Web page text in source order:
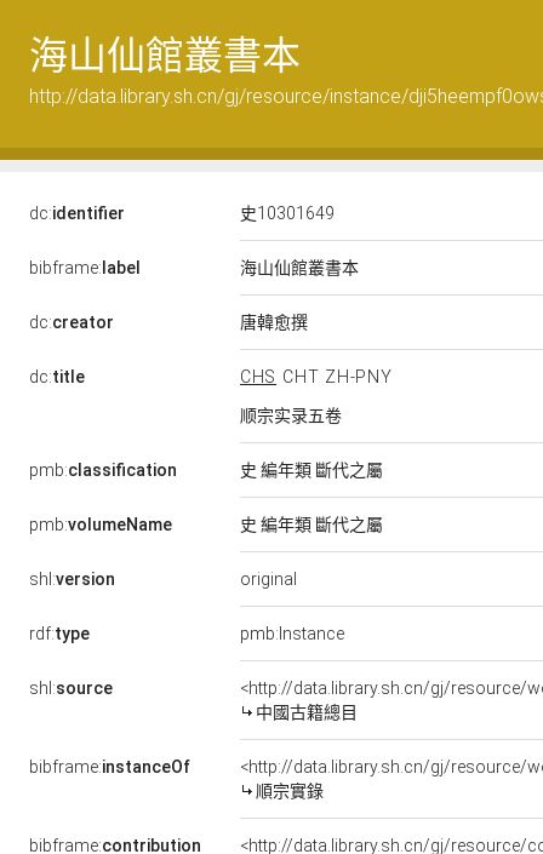
海山仙館叢書本
http://data.library.sh.cn/gj/resource/instance/
dc:identifier 史10301649
bibframe: label 海山仙館叢書本
dc:creator 唐韓愈撰
dc:title CHS CHT ZH-PNY
顺宗实录五卷
pmb:classification 史 編年類 斷代之屬
pmb:volumeName 史 編年類 斷代之屬
shl:version original
rdf:type pmb:Instance
shl:source
<http://data.library.sh.cn/gj/resource/
中國古籍總目
bibframe:instanceOf
<http://data.library.sh.cn/gj/resource/
順宗實錄
bibframe:contribution <http://data.library.sh.cn/gj/resource/